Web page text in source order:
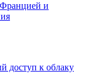
и
доступ к облаку